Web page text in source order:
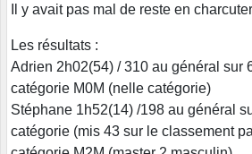
Il y avait pas mal de reste en
Les résultats :
Adrien 2h02(54) / 310 au général sur
catégorie M0M (nelle catégorie)
Stéphane 1h52(14) /198 au général
catégorie (mis 43 sur le classement